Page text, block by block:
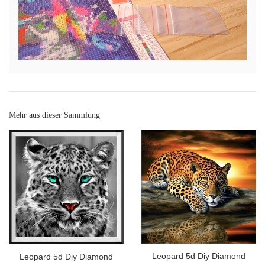
Mehr aus dieser Sammlung
Leopard 5d Diy Diamond
Leopard 5d Diy Diamond